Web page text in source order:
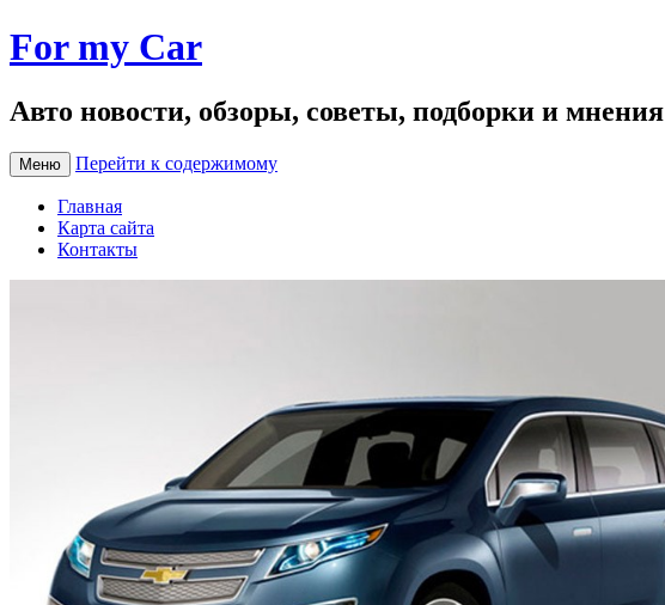
For my Car
Авто новости, обзоры, советы, подборки и мнения
Меню Перейти к содержимому
Главная
Карта сайта
Контакты